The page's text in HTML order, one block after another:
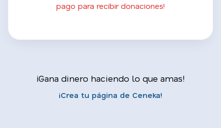
pago para recibir donaciones!
¡Gana dinero haciendo lo que amas!
¡Crea tu página de Ceneka!